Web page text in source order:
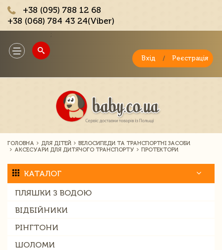
+38 (095) 788 12 68
+38 (068) 784 43 24(Viber)
Toggle
navigation
Вхід / Реєстрація
ГОЛОВНА ДЛЯ ДІТЕЙ
ВЕЛОСИПЕДИ ТА ТРАНСПОРТНІ ЗАСОБИ
АКСЕСУАРИ ДЛЯ ДИТЯЧОГО ТРАНСПОРТУ
ПРОТЕКТОРИ
КАТАЛОГ
ПЛЯШКИ З ВОДОЮ
ВІДБІЙНИКИ
РІНГТОНИ
ШОЛОМИ